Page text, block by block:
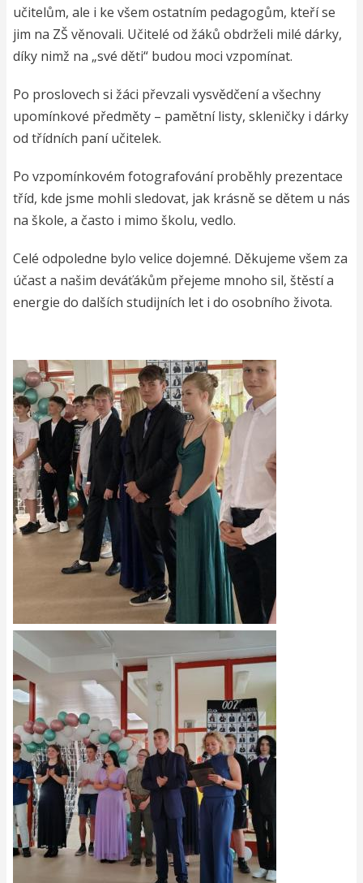
učitelům, ale i ke všem ostatním pedagogům, kteří se
jim na ZŠ věnovali. Učitelé od žáků obdrželi milé dárky,
díky nimž na „své děti“ budou moci vzpomínat.
Po proslovech si žáci převzali vysvědčení a všechny
upomínkové předměty – pamětní listy, skleničky i dárky
od třídních paní učitelek.
Po vzpomínkovém fotografování proběhly prezentace
tříd, kde jsme mohli sledovat, jak krásně se dětem u nás
na škole, a často i mimo školu, vedlo.
Celé odpoledne bylo velice dojemné. Děkujeme všem za
účast a našim deváťákům přejeme mnoho sil, štěstí a
energie do dalších studijních let i do osobního života.